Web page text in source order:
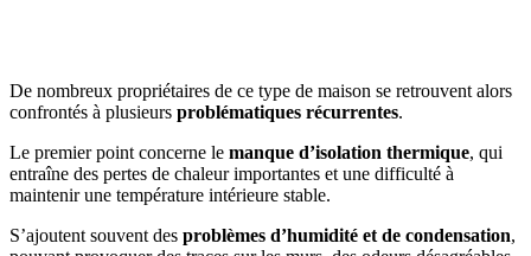
De nombreux propriétaires de ce type de maison se retrouvent alors
confrontés à plusieurs problématiques récurrentes.
Le premier point concerne le manque d’isolation thermique, qui
entraîne des pertes de chaleur importantes et une difficulté à
maintenir une température intérieure stable.
S’ajoutent souvent des problèmes d’humidité et de condensation,